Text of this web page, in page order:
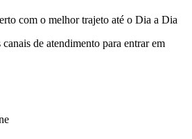
com o melhor trajeto até o Dia a Dia
de atendimento para entrar em